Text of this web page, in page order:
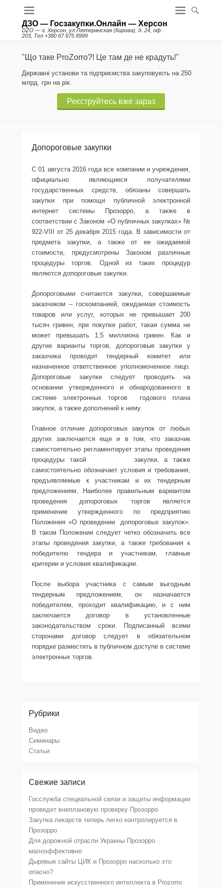
ДЗО — Госзакупки.Онлайн — Херсон
DZO — г. Херсон, ул Лютеранская (Кирова), д. 24, оф.
203, Тел +380 67 675 8999
"Що таке ProZorro?! Це там де не крадуть!"
Державні установи та підприємства закуповують на 250
млрд. грн на рік.
Реєструйтесь вже зараз
Допороговые закупки
С 01 августа 2016 года все компании и учреждения,
официально являющиеся получателями
государственных средств, обязаны совершать
закупки при помощи публичной электронной
интернет системы Прозорро, а также в
соответствии с Законом «О публичных закупках» №
922-VIII от 25 декабря 2015 года. В зависимости от
предмета закупки, а также от ее ожидаемой
стоимости, предусмотрены Законом различные
процедуры торгов. Одной из таких процедур
являются допороговые закупки.
Допороговыми считаются закупки, совершаемые
заказчиком – госкомпанией, ожидаемая стоимость
товаров или услуг, которых не превышает 200
тысяч гривен, при покупке работ, такая сумма не
может превышать 1,5 миллиона гривен. Как и
другие варианты торгов, допороговые закупки у
заказчика проводит тендерный комитет или
назначенное ответственное уполномоченное лицо.
Допороговые закупки следует проводить на
основании утвержденного и обнародованного в
системе электронных торгов годового плана
закупок, а также дополнений к нему.
Главное отличие допороговых закупок от любых
других заключается еще и в том, что заказчик
самостоятельно регламентирует этапы проведения
процедуры такой закупки, а также
самостоятельно обозначает условия и требования,
предъявляемые к участникам и их тендерным
предложениям. Наиболее правильным вариантом
проведения допороговых торгов является
применение утвержденного по предприятию
Положения «О проведении допороговых закупок».
В таком Положении следует четко обозначить все
этапы проведения закупки, а также требования к
победителю тендера и участникам, главные
критерии и условия квалификации.
После выбора участника с самым выгодным
тендерным предложением, он назначается
победителем, проходит квалификацию, и с ним
заключается договор в установленные
законодательством сроки. Подписанный всеми
сторонами договор следует в обязательном
порядке разместить в публичном доступе в системе
электронных торгов.
Рубрики
Видео
Семинары
Статьи
Свежие записи
Госслужба специальной связи и защиты информации
проведет внеплановую проверку Прозорро
Закупка лекарств теперь легко контролируется в
Прозорро
Для дорожной отрасли Украины Прозорро
малоэффективно
Дырявые сайты ЦИК и Прозорро насколько это
опасно?
Применение искусственного интеллекта в Prozorro